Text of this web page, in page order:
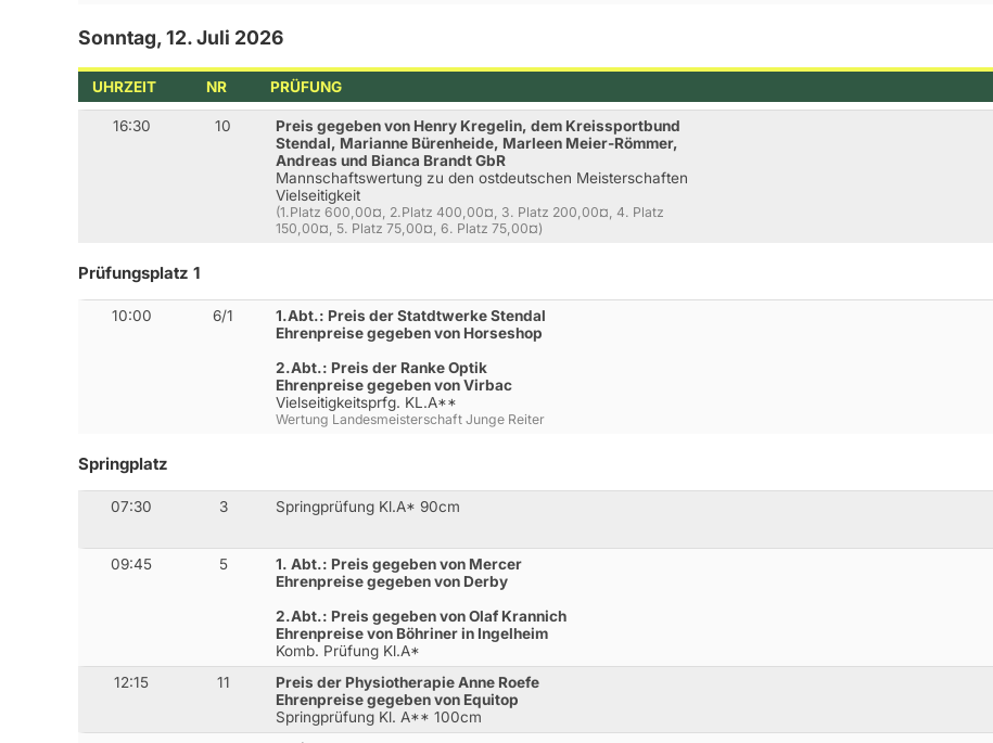
Sonntag, 12. Juli 2026
UHRZEIT NR PRÜFUNG
16:30 10
Preis gegeben von Henry Kregelin, dem Kreissportbund
Stendal, Marianne Bürenheide, Marleen Meier-Römmer,
Andreas und Bianca Brandt GbR
Mannschaftswertung zu den ostdeutschen Meisterschaften
Vielseitigkeit
(1.Platz 600,00¤, 2.Platz 400,00¤, 3. Platz 200,00¤, 4. Platz
150,00¤, 5. Platz 75,00¤, 6. Platz 75,00¤)
Prüfungsplatz 1
10:00 6/1
1.Abt.: Preis der Statdtwerke Stendal
Ehrenpreise gegeben von Horseshop
2.Abt.: Preis der Ranke Optik
Ehrenpreise gegeben von Virbac
Vielseitigkeitsprfg. KL.A**
Wertung Landesmeisterschaft Junge Reiter
Springplatz
07:30 3 Springprüfung Kl.A* 90cm
09:45 5
1. Abt.: Preis gegeben von Mercer
Ehrenpreise gegeben von Derby
2.Abt.: Preis gegeben von Olaf Krannich
Ehrenpreise von Böhriner in Ingelheim
Komb. Prüfung Kl.A*
12:15 11
Preis der Physiotherapie Anne Roefe
Ehrenpreise gegeben von Equitop
Springprüfung Kl. A** 100cm